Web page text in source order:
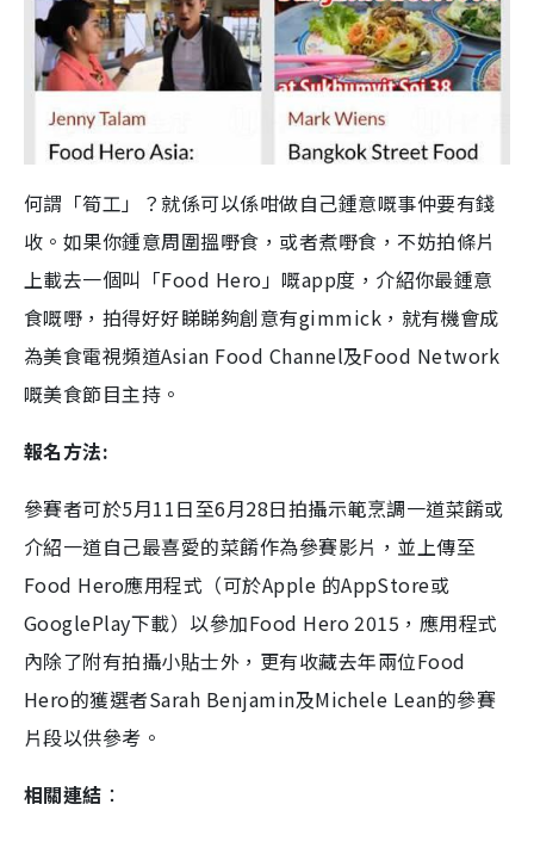
何謂「筍工」？就係可以係咁做自己鍾意嘅事仲要有錢
收。如果你鍾意周圍搵嘢食，或者煮嘢食，不妨拍條片
上載去一個叫「Food Hero」嘅app度，介紹你最鍾意
食嘅嘢，拍得好好睇睇夠創意有gimmick，就有機會成
為美食電視頻道Asian Food Channel及Food Network
嘅美食節目主持。
報名方法:
參賽者可於5月11日至6月28日拍攝示範烹調一道菜餚或
介紹一道自己最喜愛的菜餚作為參賽影片，並上傳至
Food Hero應用程式（可於Apple 的AppStore或
GooglePlay下載）以參加Food Hero 2015，應用程式
內除了附有拍攝小貼士外，更有收藏去年兩位Food
Hero的獲選者Sarah Benjamin及Michele Lean的參賽
片段以供參考。
相關連結 ：